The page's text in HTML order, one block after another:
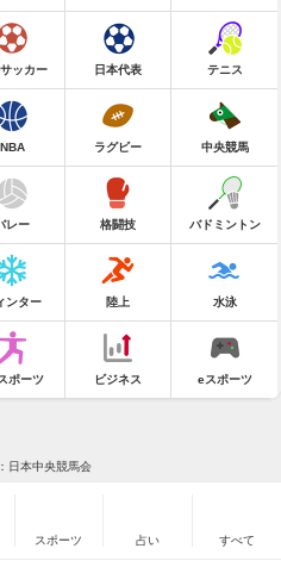
ッカー 日本代表 テニス
NBA ラグビー 中央競馬
レー 格闘技 バドミントン
ンター 陸上 水泳
ポーツ ビジネス eスポーツ
日本中央競馬会
スポーツ 占い すべて